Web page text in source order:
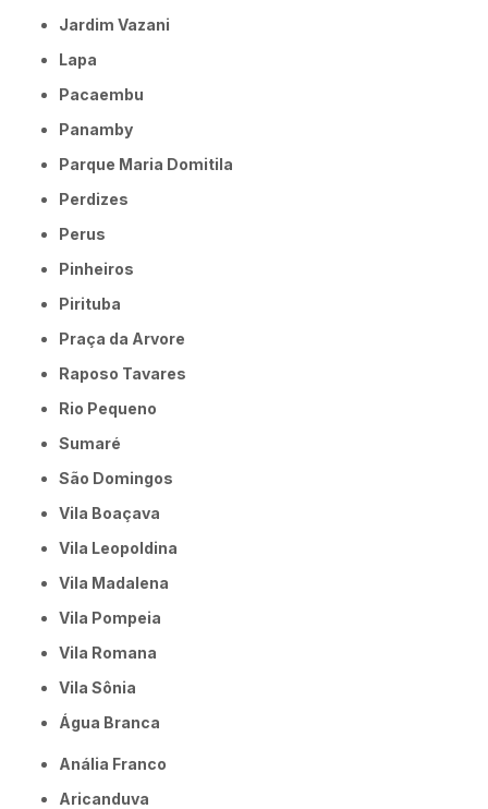
Jardim Vazani
Lapa
Pacaembu
Panamby
Parque Maria Domitila
Perdizes
Perus
Pinheiros
Pirituba
Praça da Arvore
Raposo Tavares
Rio Pequeno
Sumaré
São Domingos
Vila Boaçava
Vila Leopoldina
Vila Madalena
Vila Pompeia
Vila Romana
Vila Sônia
Água Branca
Anália Franco
Aricanduva